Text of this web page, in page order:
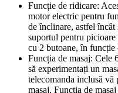
Funcție de ridicare:
motor electric pentru
de înclinare, astfel încât
suportul pentru
cu 2 butoane, în
Funcția de masaj: Cele
să experimentați un
telecomanda inclusă vă
masaj. Funcția de